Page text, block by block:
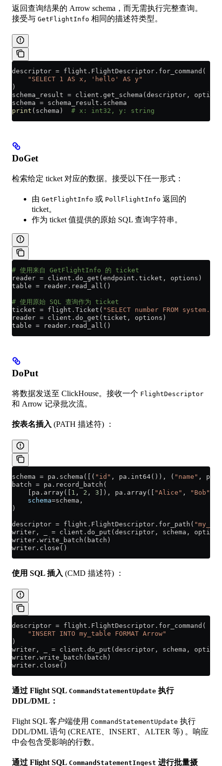
返回查询结果的 Arrow schema，而无需执行完整查询。
接受与 GetFlightInfo 相同的描述符类型。
descriptor = flight.FlightDescriptor.for_command(
    "SELECT 1 AS x, 'hello' AS y"
)
schema_result = client.get_schema(descriptor,
schema = schema_result.schema
print (schema) # x: int32, y: string
DoGet
检索给定 ticket 对应的数据。接受以下任一形式：
由 GetFlightInfo 或 PollFlightInfo 返回的
ticket。
作为 ticket 值提供的原始 SQL 查询字符串。
# 使用来自 GetFlightInfo 的 ticket
reader = client.do_get(endpoint.ticket, options)
table = reader.read_all()
# 使用原始 SQL 查询作为 ticket
ticket = flight.Ticket( "SELECT number FROM
reader = client.do_get(ticket, options)
table = reader.read_all()
DoPut
将数据发送至 ClickHouse。接收一个 FlightDescriptor
和 Arrow 记录批次流。
按表名插入 (PATH 描述符) ：
schema = pa.schema([( "id" , pa.int64()), ( "name" ,
batch = pa.record_batch(
    [pa.array([
1 , 2 , 3 ]), pa.array([ "Alice" , "Bob"
    schema
=schema,
)
descriptor = flight.FlightDescriptor.for_path(
writer, _ = client.do_put(descriptor, schema,
writer.write_batch(batch)
writer.close()
使用 SQL 插入 (CMD 描述符) ：
descriptor = flight.FlightDescriptor.for_command(
    "INSERT INTO my_table FORMAT Arrow"
)
writer, _ = client.do_put(descriptor, schema,
writer.write_batch(batch)
writer.close()
通过 Flight SQL CommandStatementUpdate 执行
DDL/DML：
Flight SQL 客户端使用 CommandStatementUpdate 执行
DDL/DML 语句 (CREATE、INSERT、ALTER 等) 。响应
中会包含受影响的行数。
通过 Flight SQL CommandStatementIngest 进行批量摄